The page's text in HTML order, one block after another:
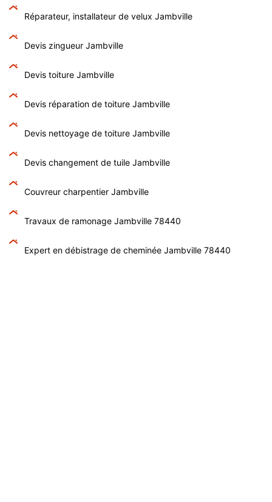
Réparateur, installateur de velux Jambville
Devis zingueur Jambville
Devis toiture Jambville
Devis réparation de toiture Jambville
Devis nettoyage de toiture Jambville
Devis changement de tuile Jambville
Couvreur charpentier Jambville
Travaux de ramonage Jambville 78440
Expert en débistrage de cheminée Jambville 78440